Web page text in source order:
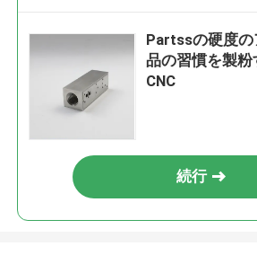
Partssの硬度
品の習慣を製粉
CNC
続行